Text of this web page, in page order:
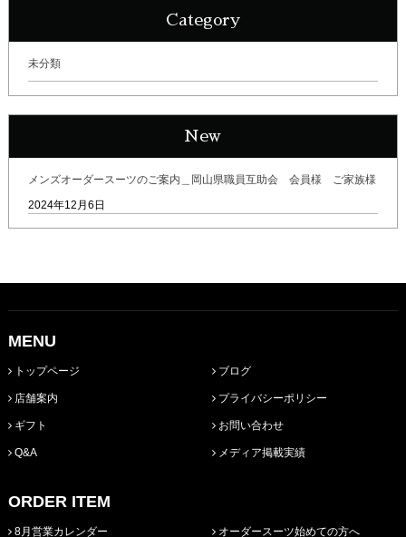
Category
未分類
New
メンズオーダースーツのご案内＿岡山県職員互助会 会員様 ご家族様
2024年12月6日
MENU
トップページ
店舗案内
ギフト
Q&A
ブログ
プライバシーポリシー
お問い合わせ
メディア掲載実績
ORDER ITEM
8月営業カレンダー オーダースーツ始めての方へ